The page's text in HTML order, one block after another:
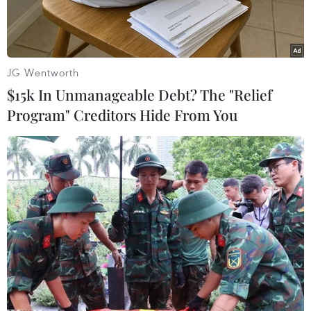
Ngành giao thông sẽ hỗ trợ tối đa công tác vận tải hỗ trợ tiêu
thụ nông sản trong thời gian phòng, chống dịch COVID-19.
(Ảnh: Xuân Khu/TTXVN)
Bộ trưởng Bộ Giao thông Vận tải Nguyễn Văn
Thể vừa ban hành Chỉ thị về tăng cường công
JG Wentworth
$15k In Unmanageable Debt? The "Relief
Program" Creditors Hide From You